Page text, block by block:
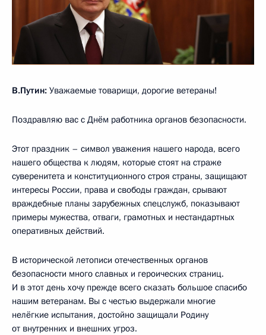
В.Путин: Уважаемые товарищи, дорогие ветераны!
Поздравляю вас с Днём работника органов безопасности.
Этот праздник – символ уважения нашего народа, всего
нашего общества к людям, которые стоят на страже
суверенитета и конституционного строя страны, защищают
интересы России, права и свободы граждан, срывают
враждебные планы зарубежных спецслужб, показывают
примеры мужества, отваги, грамотных и нестандартных
оперативных действий.
В исторической летописи отечественных органов
безопасности много славных и героических страниц.
И в этот день хочу прежде всего сказать большое спасибо
нашим ветеранам. Вы с честью выдержали многие
нелёгкие испытания, достойно защищали Родину
от внутренних и внешних угроз.